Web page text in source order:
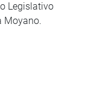
Legislativo
Moyano.